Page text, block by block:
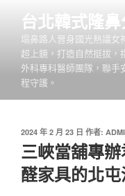
台北韓式隆
塌鼻路人晉身國光熱議女
超上鏡，打造自然挺拔，
外科專科醫師團隊，聯手
程守護。
發
佈
於
2024 年 2 月 23 日 作者:
三峽當舖專
醛家具的北